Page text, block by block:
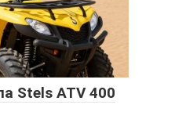
Stels ATV 400